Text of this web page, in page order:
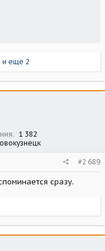
и еще 2
1 382
#2 689
сразу.